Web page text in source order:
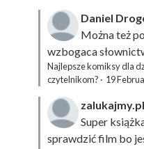
Daniel
Można też
wzbogaca
Najlepsze komiksy dla
czytelnikom? · 19
zalukajmy.pl
Super
sprawdzić film bo